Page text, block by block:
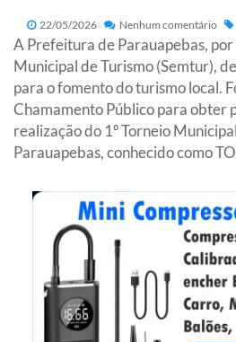
22/05/2026 Nenhum comentário
A Prefeitura de Parauapebas,
Municipal de Turismo (Semtur),
para o fomento do turismo local.
Chamamento Público para obter
realização do 1º Torneio
Parauapebas, conhecido como